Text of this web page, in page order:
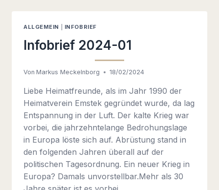
ALLGEMEIN INFOBRIEF
Infobrief 2024-01
Von Markus Meckelnborg 18/02/2024
Liebe Heimatfreunde, als im Jahr 1990 der
Heimatverein Emstek gegründet wurde, da lag
Entspannung in der Luft. Der kalte Krieg war
vorbei, die jahrzehntelange Bedrohungslage
in Europa löste sich auf. Abrüstung stand in
den folgenden Jahren überall auf der
politischen Tagesordnung. Ein neuer Krieg in
Europa? Damals unvorstellbar.Mehr als 30